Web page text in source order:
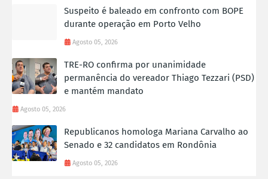
Suspeito é baleado em confronto com BOPE
durante operação em Porto Velho
Agosto 05, 2026
TRE-RO confirma por unanimidade
permanência do vereador Thiago Tezzari (PSD)
e mantém mandato
Agosto 05, 2026
Republicanos homologa Mariana Carvalho ao
Senado e 32 candidatos em Rondônia
Agosto 05, 2026